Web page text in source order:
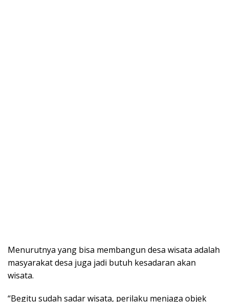
Menurutnya yang bisa membangun desa wisata adalah
masyarakat desa juga jadi butuh kesadaran akan
wisata.
“Begitu sudah sadar wisata, perilaku menjaga objek